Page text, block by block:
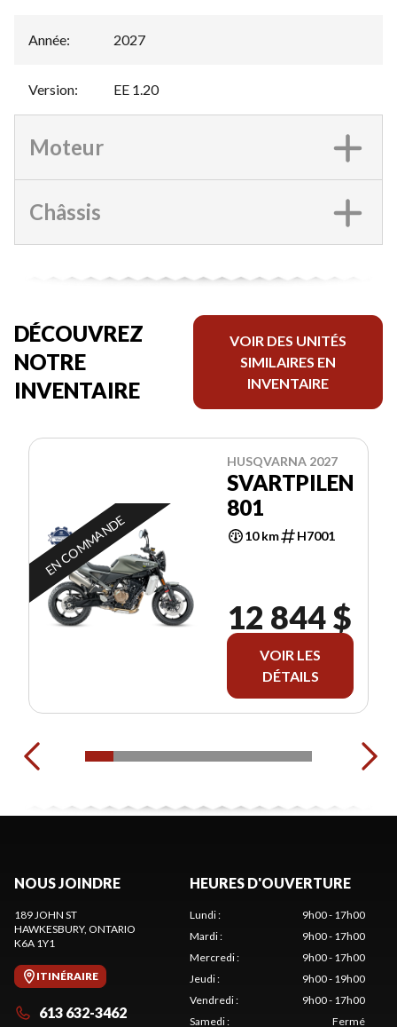
Année: 2027
Version: EE 1.20
Moteur
Châssis
DÉCOUVREZ
NOTRE
INVENTAIRE
VOIR DES UNITÉS
SIMILAIRES EN
INVENTAIRE
EN COMMANDE
HUSQVARNA 2027
SVARTPILEN
801
10 km H7001
12 844 $
VOIR LES
DÉTAILS
NOUS JOINDRE
189 JOHN ST
HAWKESBURY, ONTARIO
K6A 1Y1
ITINÉRAIRE
613 632-3462
HEURES D'OUVERTURE
Lundi:
9h00 - 17h00
Mardi:
9h00 - 17h00
Mercredi:
9h00 - 17h00
Jeudi:
9h00 - 19h00
Vendredi:
9h00 - 17h00
Samedi: Fermé